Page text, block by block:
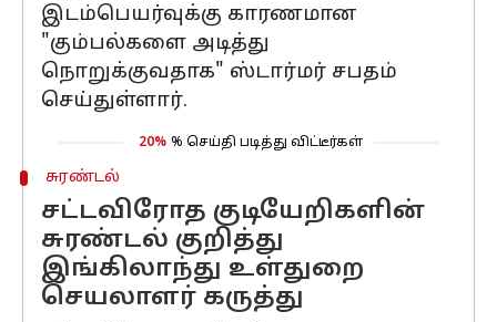
இடம்பெயர்வுக்கு காரணமான
"கும்பல்களை அடித்து
நொறுக்குவதாக" ஸ்டார்மர் சபதம்
செய்துள்ளார்.
20% % செய்தி படித்து விட்டீர்கள்
சுரண்டல்
சட்டவிரோத குடியேறிகளின்
சுரண்டல் குறித்து
இங்கிலாந்து உள்துறை
செயலாளர் கருத்து